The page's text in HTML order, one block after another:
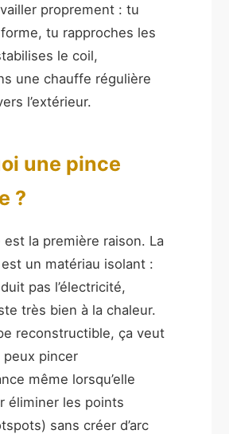
proprement : tu
tu rapproches les
le coil,
une chauffe régulière
l’extérieur.
une pince
?
est la première raison. La
un matériau isolant :
pas l’électricité,
très bien à la chaleur.
reconstructible, ça veut
pincer
même lorsqu’elle
éliminer les points
sans créer d’arc